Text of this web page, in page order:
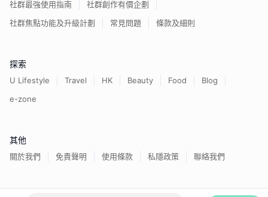
社群最強使用指南
社群創作有價企劃
社群焦點功能及升級計劃
常見問題 條款及細則
探索
U Lifestyle Travel HK Beauty Food
Blog
e-zone
其他
關於我們 免責聲明 使用條款 私隱政策 聯絡我們